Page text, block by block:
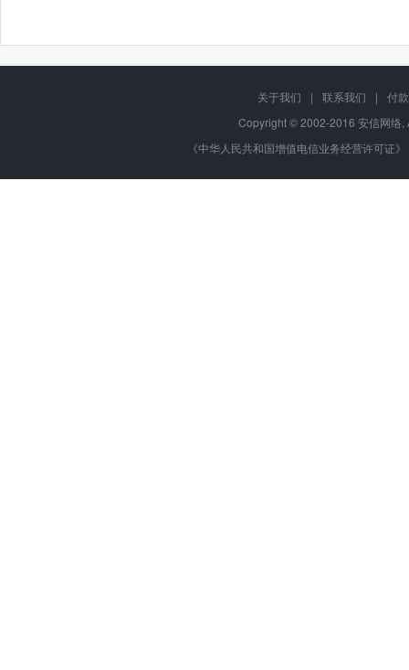
关于我们 | 联系我们 |
付
Copyright © 2002-2016 安信网
《中华人民共和国增值电信业务经营许可